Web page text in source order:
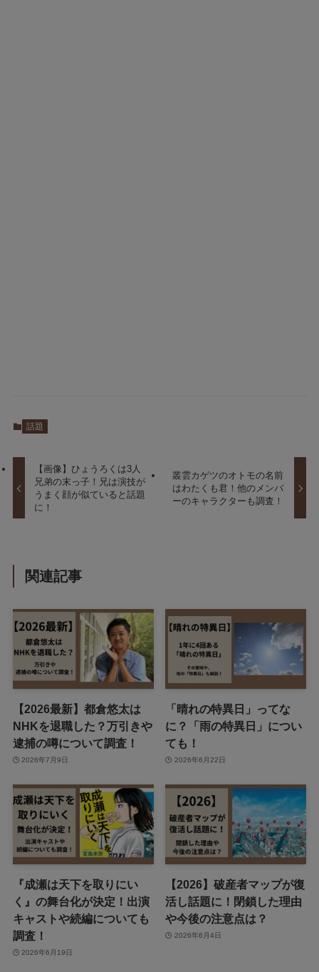
話題
【画像】ひょうろくは3人
兄弟の末っ子！兄は演技が
うまく顔が似ていると話題
に！
叢雲カゲツのオトモの名前
はわたくも君！他のメンバ
ーのキャラクターも調査！
関連記事
【2026最新】都倉悠太は
NHKを退職した？万引きや
逮捕の噂について調査！
2026年7月9日
「晴れの特異日」ってな
に？「雨の特異日」につい
ても！
2026年6月22日
『成瀬は天下を取りにい
く』の舞台化が決定！出演
キャストや続編についても
調査！
2026年6月19日
【2026】破産者マップが復
活し話題に！閉鎖した理由
や今後の注意点は？
2026年6月4日